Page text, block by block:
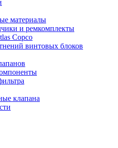
материалы
и ремкомплекты
Copco
винтовых блоков
клапана